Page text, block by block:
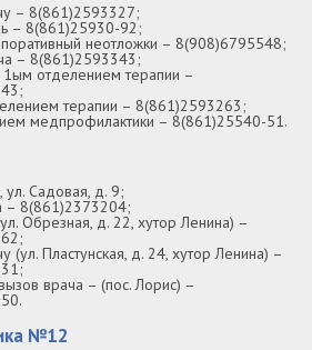
– 8(861)2593327;
– 8(861)25930-92;
неотложки – 8(908)6795548;
– 8(861)2593343;
отделением терапии –
терапии – 8(861)2593263;
медпрофилактики – 8(861)25540-51.
ул. Садовая, д. 9;
– 8(861)2373204;
Обрезная, д. 22, хутор Ленина) –
(ул. Пластунская, д. 24, хутор Ленина) –
врача – (пос. Лорис) –
№12